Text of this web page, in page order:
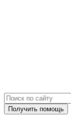
Получить помощь